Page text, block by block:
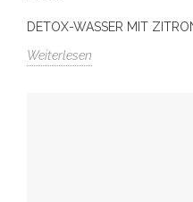
DETOX-WASSER MIT
Weiterlesen